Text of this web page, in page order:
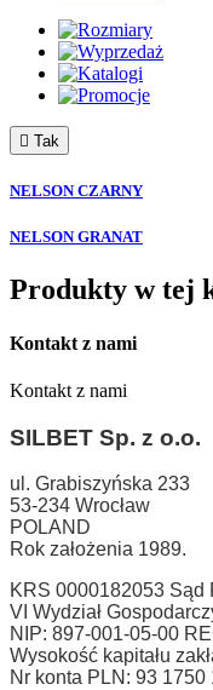
 Tak
NELSON CZARNY
NELSON GRANAT
Produkty w tej
Kontakt z nami
Kontakt z nami
SILBET Sp. z o.o.
ul. Grabiszyńska 233
53-234 Wrocław
POLAND
Rok założenia 1989.
KRS 0000182053 Sąd
VI Wydział
NIP: 897-001-05-00
Wysokość kapitału
Nr konta PLN: 93